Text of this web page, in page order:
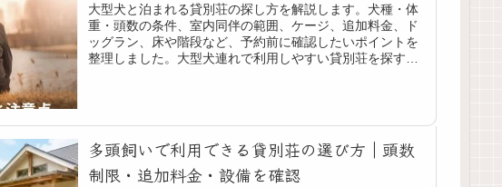
大型犬と泊まれる貸別荘の探し方を解説します。犬種・体
重・頭数の条件、室内同伴の範囲、ケージ、追加料金、ド
ッグラン、床や階段など、予約前に確認したいポイントを
整理しました。大型犬連れで利用しやすい貸別荘を探す際
多頭飼いで利用できる貸別荘の選び方｜頭数
制限・追加料金・設備を確認